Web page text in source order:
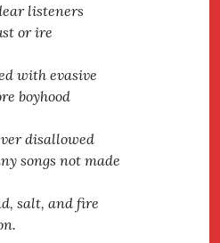
listeners
or ire
with evasive
boyhood
disallowed
songs not made
salt, and fire